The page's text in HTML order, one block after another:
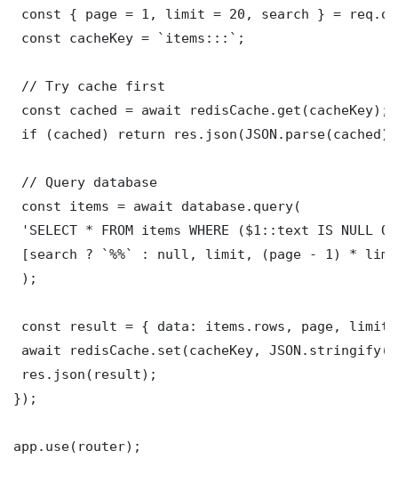
const { page = 1, limit = 20, search } =
const cacheKey = `items:::`;
// Try cache first
const cached = await redisCache.get(cacheKey);
if (cached) return
// Query database
const items = await database.query(
'SELECT * FROM items WHERE ($1::text IS NULL
[search ? `%%` : null, limit, (page - 1) *
);
const result = { data: items.rows, page,
await redisCache.set(cacheKey,
res.json(result);
});
app.use(router);